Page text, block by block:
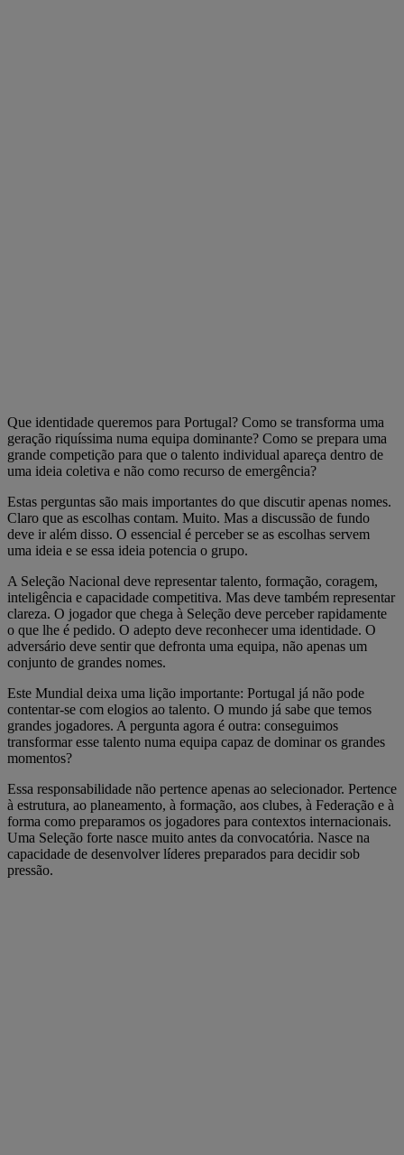
Que identidade queremos para Portugal? Como se transforma uma
geração riquíssima numa equipa dominante? Como se prepara uma
grande competição para que o talento individual apareça dentro de
uma ideia coletiva e não como recurso de emergência?
Estas perguntas são mais importantes do que discutir apenas nomes.
Claro que as escolhas contam. Muito. Mas a discussão de fundo
deve ir além disso. O essencial é perceber se as escolhas servem
uma ideia e se essa ideia potencia o grupo.
A Seleção Nacional deve representar talento, formação, coragem,
inteligência e capacidade competitiva. Mas deve também representar
clareza. O jogador que chega à Seleção deve perceber rapidamente
o que lhe é pedido. O adepto deve reconhecer uma identidade. O
adversário deve sentir que defronta uma equipa, não apenas um
conjunto de grandes nomes.
Este Mundial deixa uma lição importante: Portugal já não pode
contentar-se com elogios ao talento. O mundo já sabe que temos
grandes jogadores. A pergunta agora é outra: conseguimos
transformar esse talento numa equipa capaz de dominar os grandes
momentos?
Essa responsabilidade não pertence apenas ao selecionador. Pertence
à estrutura, ao planeamento, à formação, aos clubes, à Federação e à
forma como preparamos os jogadores para contextos internacionais.
Uma Seleção forte nasce muito antes da convocatória. Nasce na
capacidade de desenvolver líderes preparados para decidir sob
pressão.